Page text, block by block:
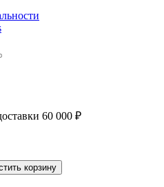
60 000 ₽
корзину